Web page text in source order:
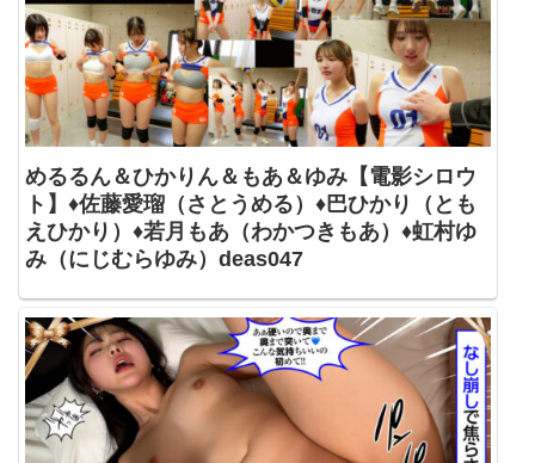
めるるん＆ひかりん＆もあ＆ゆみ【電影シロウ
ト】♦佐藤愛瑠（さとうめる）♦巴ひかり（とも
えひかり）♦若月もあ（わかつきもあ）♦虹村ゆ
み（にじむらゆみ）deas047